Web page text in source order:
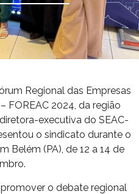
Regional das Empresas
FOREAC 2024, da região
executiva do SEAC-
o sindicato durante o
Belém (PA), de 12 a 14 de
o debate regional